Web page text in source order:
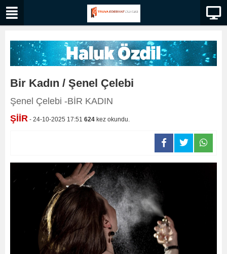
Bir Kadın / Şenel Çelebi
Şenel Çelebi -BİR KADIN
ŞİİR - 24-10-2025 17:51 624 kez okundu.